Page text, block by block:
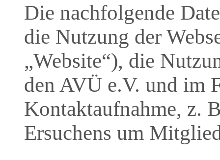
Die nachfolgende
die Nutzung der
„Website“), die
den AVÜ e.V. und im
Kontaktaufnahme, z.
Ersuchens um